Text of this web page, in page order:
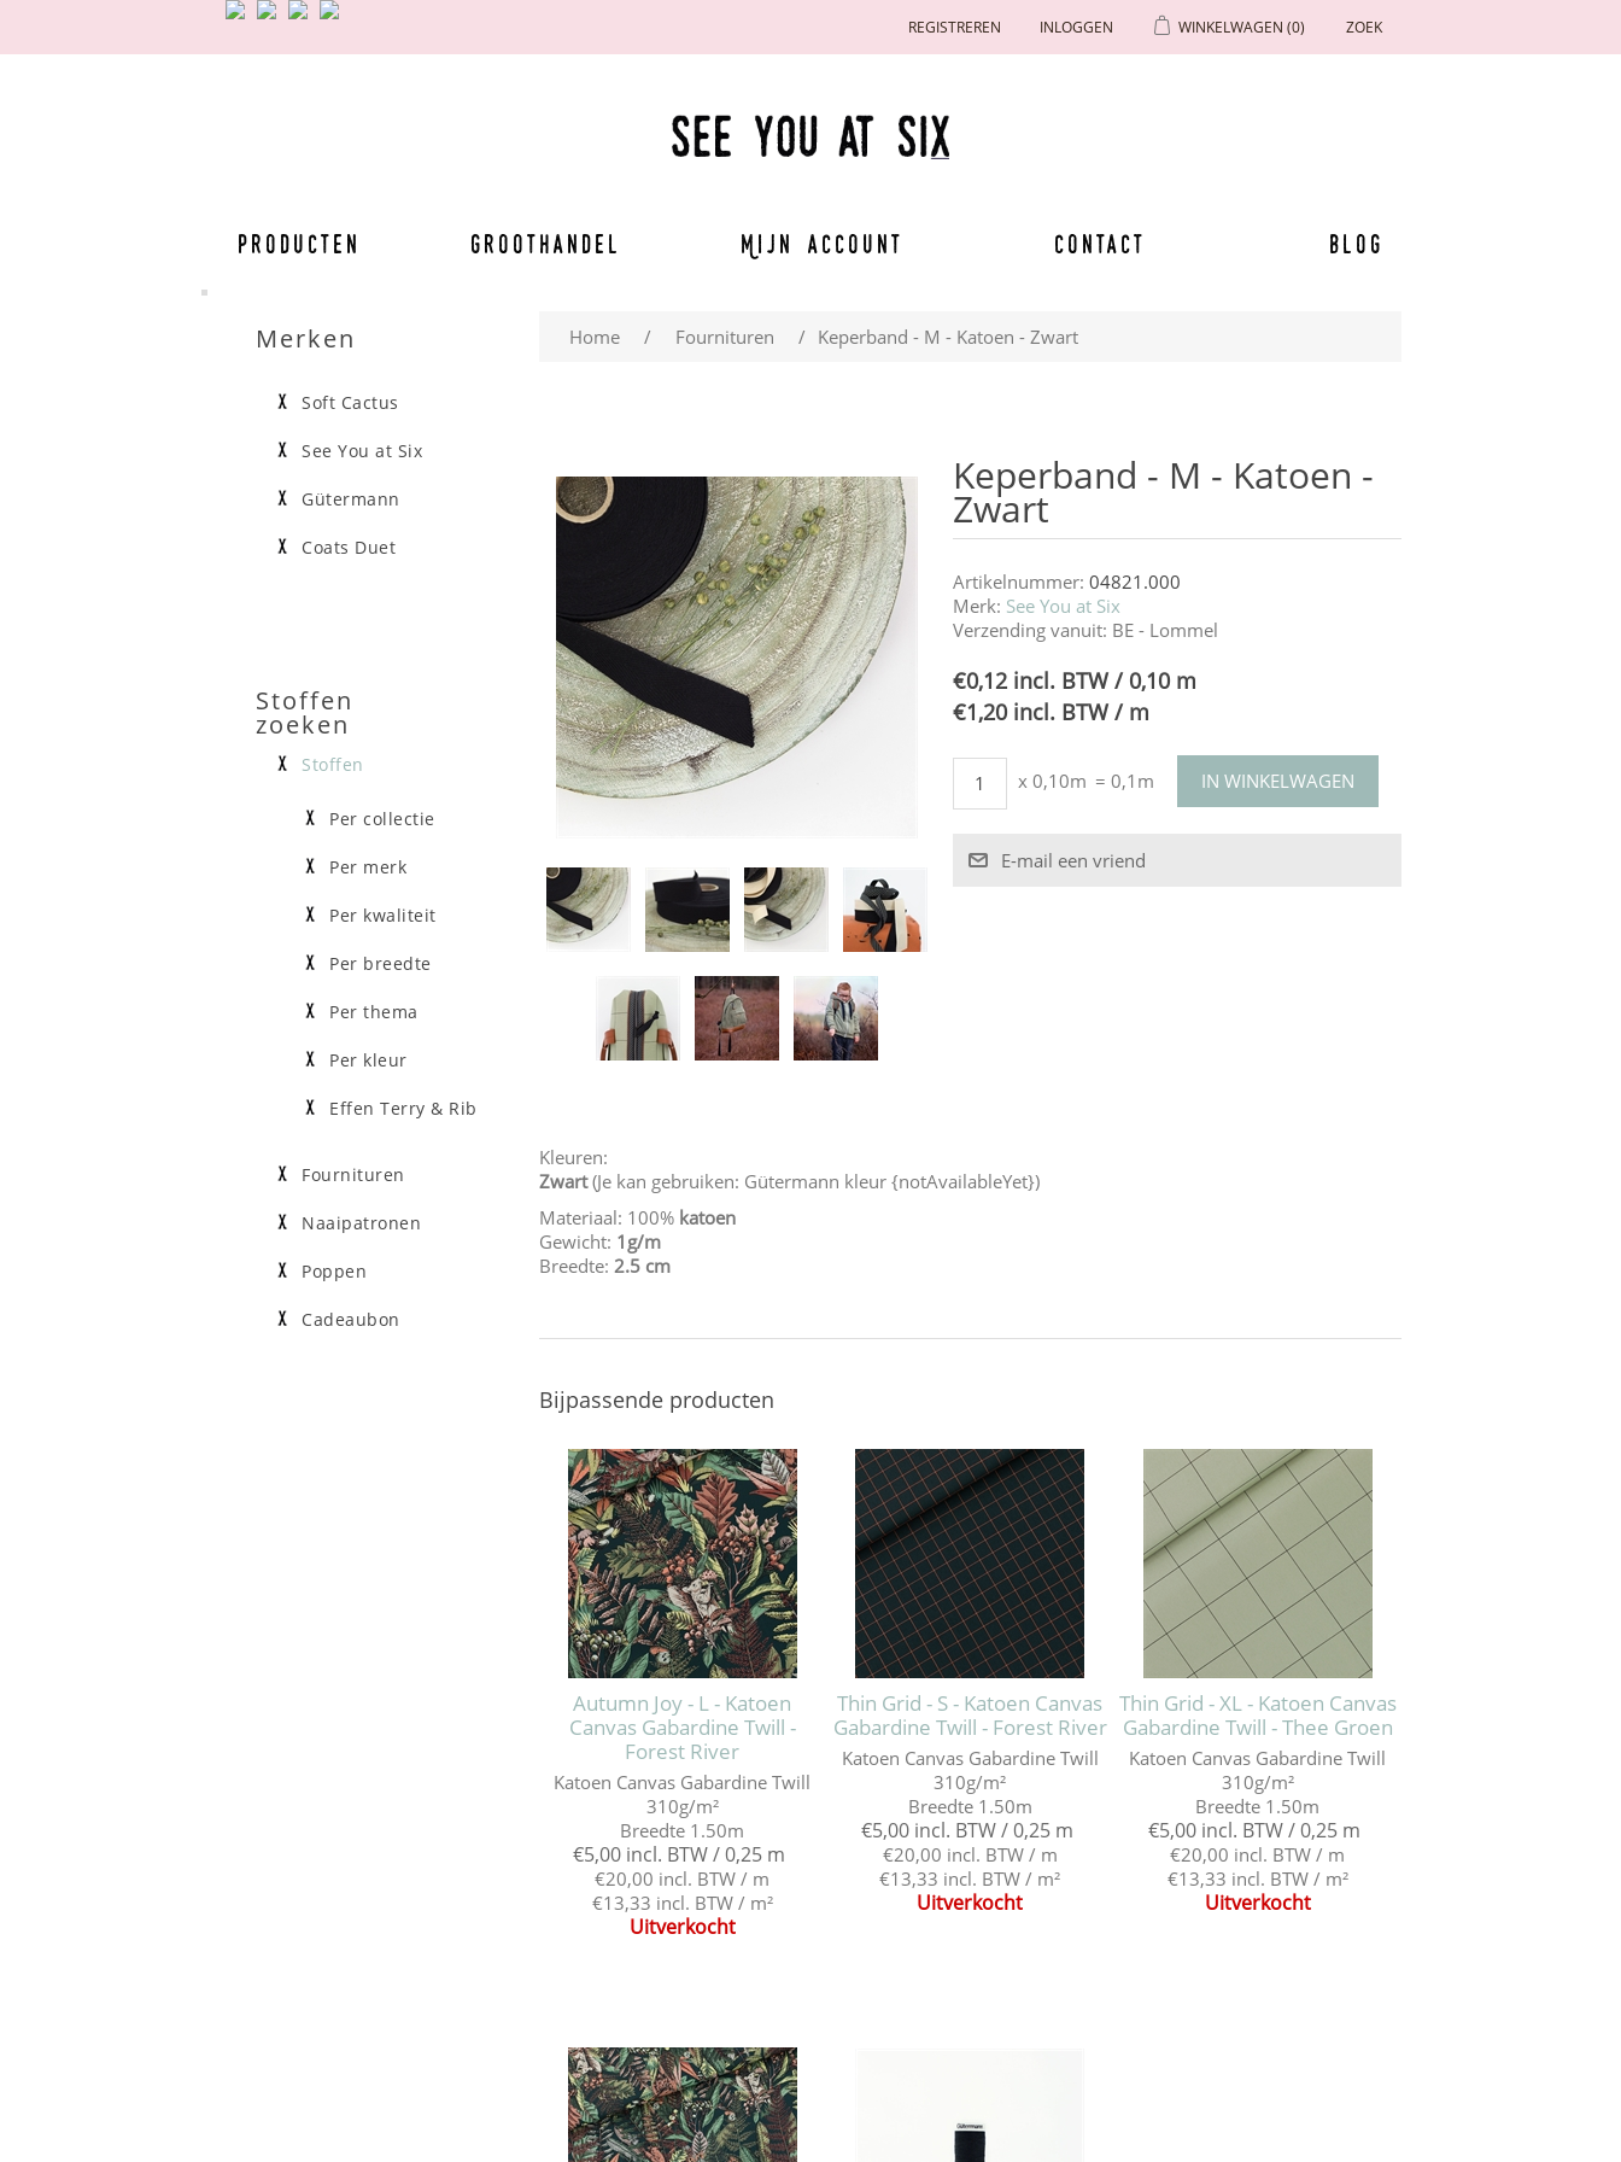
REGISTREREN INLOGGEN WINKELWAGEN (0) ZOEK
Producten Groothandel Mijn account Contact Blog
Home / Fournituren / Keperband - M - Katoen - Zwart
Keperband - M - Katoen -
Zwart
Artikelnummer: 04821.000
Merk: See You at Six
Verzending vanuit: BE - Lommel
€0,12 incl. BTW / 0,10 m
€1,20 incl. BTW / m
x 0,10m = 0,1m
Kleuren:
Zwart(Je kan gebruiken: Gütermann kleur {notAvailableYet})
Materiaal: 100% katoen
Gewicht: 1g/m
Breedte: 2.5 cm
Bijpassende producten
Autumn Joy - L - Katoen
Canvas Gabardine Twill -
Forest River
Katoen Canvas Gabardine Twill
310g/m²
Breedte 1.50m
€5,00 incl. BTW / 0,25 m
€20,00 incl. BTW / m
€13,33 incl. BTW / m²
Uitverkocht
Thin Grid - S - Katoen Canvas
Gabardine Twill - Forest River
Katoen Canvas Gabardine Twill
310g/m²
Breedte 1.50m
€5,00 incl. BTW / 0,25 m
€20,00 incl. BTW / m
€13,33 incl. BTW / m²
Uitverkocht
Thin Grid - XL - Katoen Canvas
Gabardine Twill - Thee Groen
Katoen Canvas Gabardine Twill
310g/m²
Breedte 1.50m
€5,00 incl. BTW / 0,25 m
€20,00 incl. BTW / m
€13,33 incl. BTW / m²
Uitverkocht
Merken
Soft Cactus
See You at Six
Gütermann
Coats Duet
Stoffen
zoeken
Stoffen
Per collectie
Per merk
Per kwaliteit
Per breedte
Per thema
Per kleur
Effen Terry & Rib
Fournituren
Naaipatronen
Poppen
Cadeaubon